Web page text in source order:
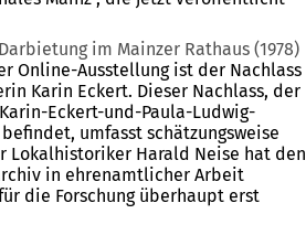
im Mainzer Rathaus (1978)
Online-Ausstellung ist der Nachlass
Karin Eckert. Dieser Nachlass, der
Eckert-und-Paula-Ludwig-
umfasst schätzungsweise
Lokalhistoriker Harald Neise hat den
in ehrenamtlicher Arbeit
die Forschung überhaupt erst